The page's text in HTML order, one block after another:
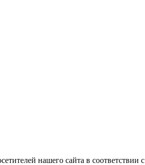
нашего сайта в соответствии с